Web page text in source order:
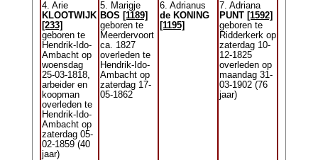
4. Arie
KLOOTWIJK
[233]
geboren te
Hendrik-Ido-
Ambacht op
woensdag
25-03-1818,
arbeider en
koopman
overleden te
Hendrik-Ido-
Ambacht op
zaterdag 05-
02-1859 (40
jaar)
5. Marigje
BOS [1189]
geboren te
Meerdervoort
ca. 1827
overleden te
Hendrik-Ido-
Ambacht op
zaterdag 17-
05-1862
6. Adrianus
de KONING
[1195]
7. Adriana
PUNT [1592]
geboren te
Ridderkerk op
zaterdag 10-
12-1825
overleden op
maandag 31-
03-1902 (76
jaar)